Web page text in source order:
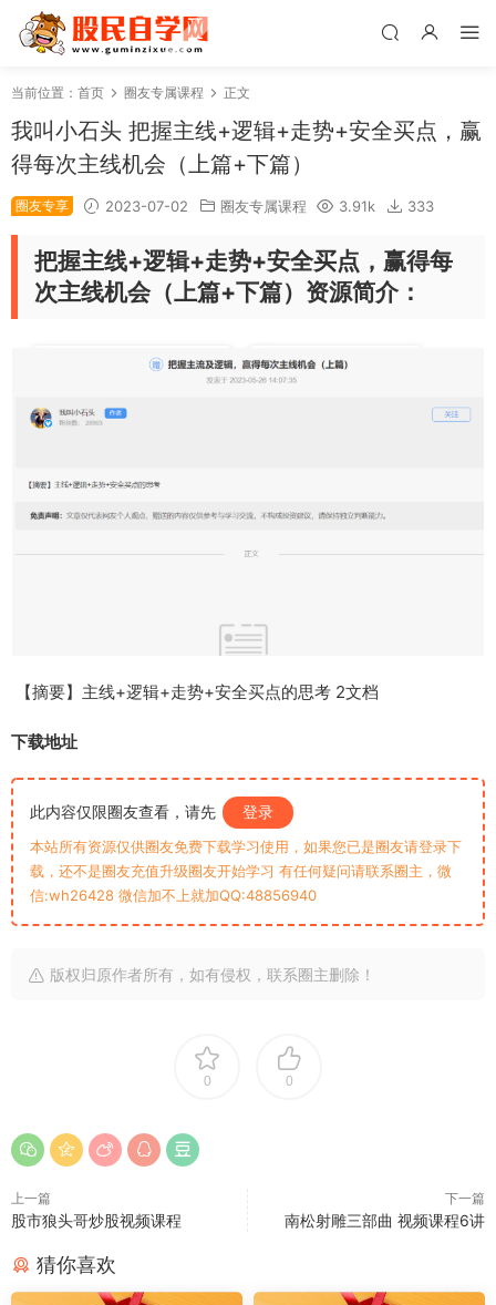
当前位置： 首页 圈友专属课程 正文
我叫小石头 把握主线+逻辑+走势+安全买点，赢
得每次主线机会（上篇+下篇）
圈友专享 2023-07-02 圈友专属课程 3.91k 333
把握主线+逻辑+走势+安全买点，赢得每
次主线机会（上篇+下篇）资源简介：
【摘要】主线+逻辑+走势+安全买点的思考 2文档
下载地址
此内容仅限圈友查看，请先 登录
本站所有资源仅供圈友免费下载学习使用，如果您已是圈友请登录下
载，还不是圈友充值升级圈友开始学习 有任何疑问请联系圈主，微
信:wh26428 微信加不上就加QQ:48856940
版权归原作者所有，如有侵权，联系圈主删除！
0 0
上一篇
股市狼头哥炒股视频课程
下一篇
南松射雕三部曲 视频课程6讲
猜你喜欢